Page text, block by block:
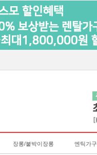
장롱/붙박이장롱 엔틱가구